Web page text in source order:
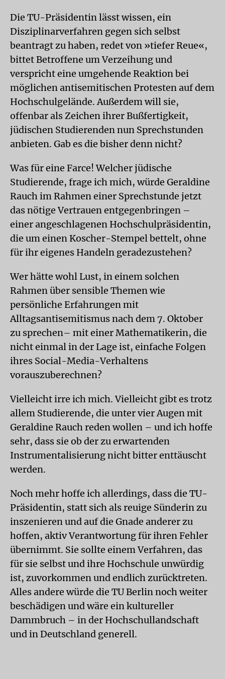
Die TU-Präsidentin lässt wissen, ein
Disziplinarverfahren gegen sich selbst
beantragt zu haben, redet von »tiefer Reue«,
bittet Betroffene um Verzeihung und
verspricht eine umgehende Reaktion bei
möglichen antisemitischen Protesten auf dem
Hochschulgelände. Außerdem will sie,
offenbar als Zeichen ihrer Bußfertigkeit,
jüdischen Studierenden nun Sprechstunden
anbieten. Gab es die bisher denn nicht?
Was für eine Farce! Welcher jüdische
Studierende, frage ich mich, würde Geraldine
Rauch im Rahmen einer Sprechstunde jetzt
das nötige Vertrauen entgegenbringen –
einer angeschlagenen Hochschulpräsidentin,
die um einen Koscher-Stempel bettelt, ohne
für ihr eigenes Handeln geradezustehen?
Wer hätte wohl Lust, in einem solchen
Rahmen über sensible Themen wie
persönliche Erfahrungen mit
Alltagsantisemitismus nach dem 7. Oktober
zu sprechen– mit einer Mathematikerin, die
nicht einmal in der Lage ist, einfache Folgen
ihres Social-Media-Verhaltens
vorauszuberechnen?
Vielleicht irre ich mich. Vielleicht gibt es trotz
allem Studierende, die unter vier Augen mit
Geraldine Rauch reden wollen – und ich hoffe
sehr, dass sie ob der zu erwartenden
Instrumentalisierung nicht bitter enttäuscht
werden.
Noch mehr hoffe ich allerdings, dass die TU-
Präsidentin, statt sich als reuige Sünderin zu
inszenieren und auf die Gnade anderer zu
hoffen, aktiv Verantwortung für ihren Fehler
übernimmt. Sie sollte einem Verfahren, das
für sie selbst und ihre Hochschule unwürdig
ist, zuvorkommen und endlich zurücktreten.
Alles andere würde die TU Berlin noch weiter
beschädigen und wäre ein kultureller
Dammbruch – in der Hochschullandschaft
und in Deutschland generell.